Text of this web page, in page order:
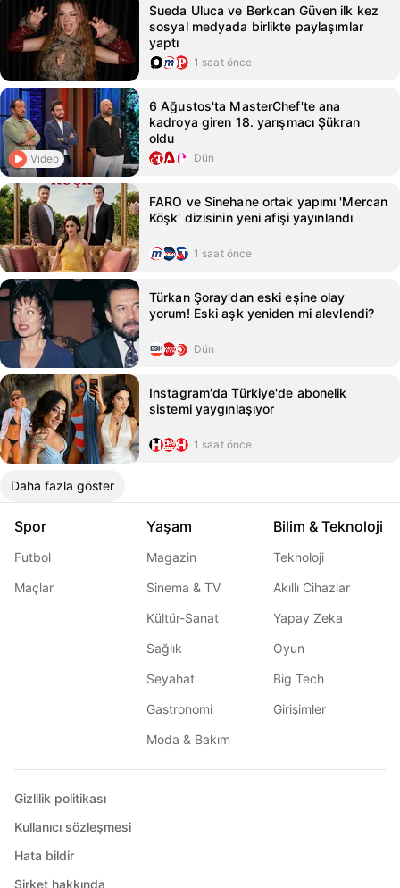
Sueda Uluca ve Berkcan Güven ilk kez
sosyal medyada birlikte paylaşımlar
yaptı
1 saat önce
Video
6 Ağustos'ta MasterChef'te ana
kadroya giren 18. yarışmacı Şükran
oldu
Dün
FARO ve Sinehane ortak yapımı 'Mercan
Köşk' dizisinin yeni afişi yayınlandı
1 saat önce
Türkan Şoray'dan eski eşine olay
yorum! Eski aşk yeniden mi alevlendi?
Dün
Instagram'da Türkiye'de abonelik
sistemi yaygınlaşıyor
1 saat önce
Daha fazla göster
Spor
Futbol
Maçlar
Yaşam
Magazin
Sinema & TV
Kültür-Sanat
Sağlık
Seyahat
Gastronomi
Moda & Bakım
Bilim & Teknoloji
Teknoloji
Akıllı Cihazlar
Yapay Zeka
Oyun
Big Tech
Girişimler
Gizlilik politikası
Kullanıcı sözleşmesi
Hata bildir
Şirket hakkında